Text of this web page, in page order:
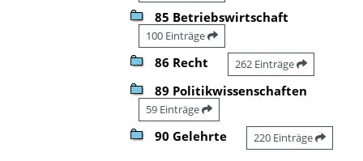
85 Betriebswirtschaft
100 Einträge
86 Recht 262 Einträge
89 Politikwissenschaften
59 Einträge
90 Gelehrte 220 Einträge